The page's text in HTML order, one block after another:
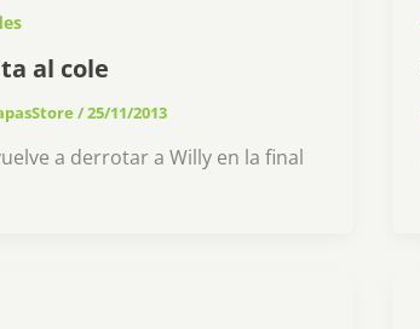
al cole
/25/11/2013
a derrotar a Willy en la final